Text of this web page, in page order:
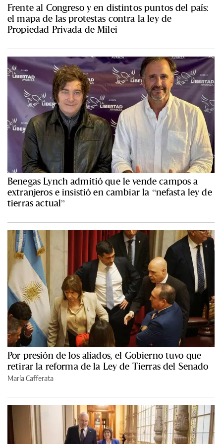
Frente al Congreso y en distintos puntos del país:
el mapa de las protestas contra la ley de
Propiedad Privada de Milei
Benegas Lynch admitió que le vende campos a
extranjeros e insistió en cambiar la “nefasta ley de
tierras actual”
Por presión de los aliados, el Gobierno tuvo que
retirar la reforma de la Ley de Tierras del Senado
María Cafferata